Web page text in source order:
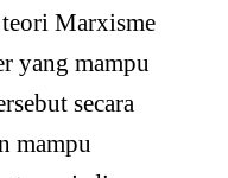
Marxisme
yang mampu
secara
mampu